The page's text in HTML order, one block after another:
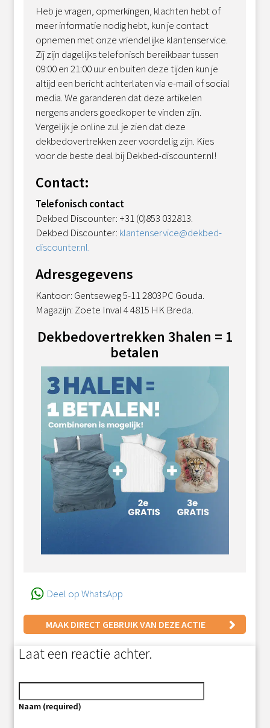
Heb je vragen, opmerkingen, klachten hebt of
meer informatie nodig hebt, kun je contact
opnemen met onze vriendelijke klantenservice.
Zij zijn dagelijks telefonisch bereikbaar tussen
09:00 en 21:00 uur en buiten deze tijden kun je
altijd een bericht achterlaten via e-mail of social
media. We garanderen dat deze artikelen
nergens anders goedkoper te vinden zijn.
Vergelijk je online zul je zien dat deze
dekbedovertrekken zeer voordelig zijn. Kies
voor de beste deal bij Dekbed-discounter.nl!
Contact:
Telefonisch contact
Dekbed Discounter: +31 (0)853 032813.
Dekbed Discounter: klantenservice@dekbed-
discounter.nl.
Adresgegevens
Kantoor: Gentseweg 5-11 2803PC Gouda.
Magazijn: Zoete Inval 4 4815 HK Breda.
Dekbedovertrekken 3halen = 1
betalen
Deel op WhatsApp
MAAK DIRECT GEBRUIK VAN DEZE ACTIE
Laat een reactie achter.
Naam (required)